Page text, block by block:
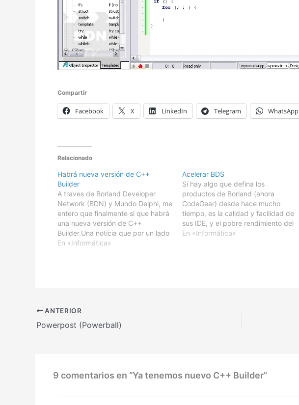
Compartir
Facebook X LinkedIn Telegram WhatsApp
Relacionado
Habrá nueva versión de C++
Builder
A traves de Borland Developer
Network (BDN) y Mundo Delphi, me
entero que finalmente si que habrá
una nueva versión de C++
Builder.Una noticia que por un lado
me alegra enormemente, y que por
En «Informática»
Acelerar BDS
Si hay algo que defina los
productos de Borland (ahora
CodeGear) desde hace mucho
tiempo, es la calidad y facilidad de
sus IDE, y el pobre rendimiento del
código generado.Tanto Delphi,
En «Informática»
ANTERIOR
Powerpost (Powerball)
9 comentarios en “Ya tenemos nuevo C++ Builder”